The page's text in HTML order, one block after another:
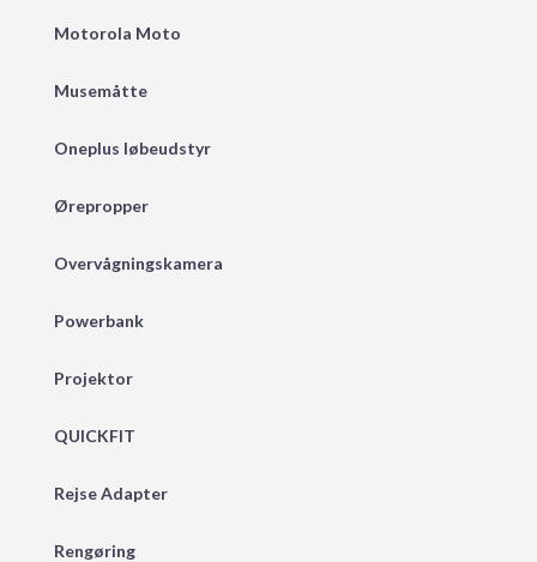
Motorola Moto
Musemåtte
Oneplus løbeudstyr
Ørepropper
Overvågningskamera
Powerbank
Projektor
QUICKFIT
Rejse Adapter
Rengøring